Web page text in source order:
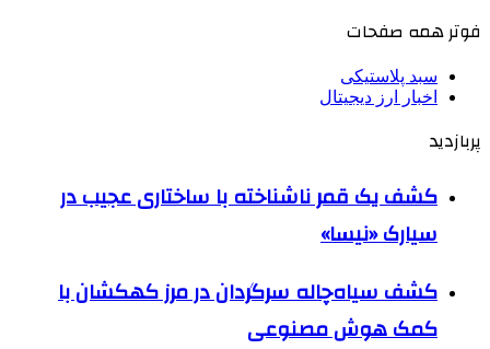
فوتر همه صفحات
سبد پلاستیکی
اخبار ارز دیجیتال
پربازدید
کشف یک قمر ناشناخته با ساختاری عجیب در
سیارک «نیسا»
کشف سیاه‌چاله سرگردان در مرز کهکشان با
کمک هوش مصنوعی